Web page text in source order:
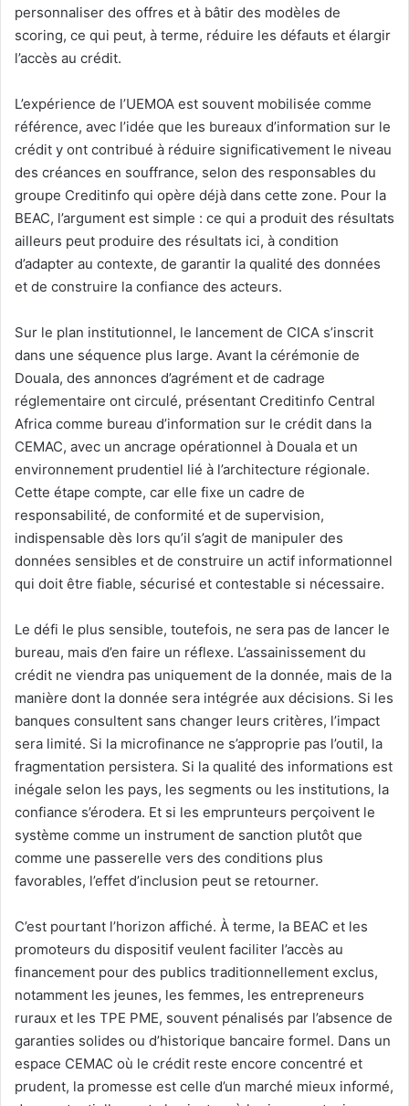
personnaliser des offres et à bâtir des modèles de
scoring, ce qui peut, à terme, réduire les défauts et élargir
l’accès au crédit.
L’expérience de l’UEMOA est souvent mobilisée comme
référence, avec l’idée que les bureaux d’information sur le
crédit y ont contribué à réduire significativement le niveau
des créances en souffrance, selon des responsables du
groupe Creditinfo qui opère déjà dans cette zone. Pour la
BEAC, l’argument est simple : ce qui a produit des résultats
ailleurs peut produire des résultats ici, à condition
d’adapter au contexte, de garantir la qualité des données
et de construire la confiance des acteurs.
Sur le plan institutionnel, le lancement de CICA s’inscrit
dans une séquence plus large. Avant la cérémonie de
Douala, des annonces d’agrément et de cadrage
réglementaire ont circulé, présentant Creditinfo Central
Africa comme bureau d’information sur le crédit dans la
CEMAC, avec un ancrage opérationnel à Douala et un
environnement prudentiel lié à l’architecture régionale.
Cette étape compte, car elle fixe un cadre de
responsabilité, de conformité et de supervision,
indispensable dès lors qu’il s’agit de manipuler des
données sensibles et de construire un actif informationnel
qui doit être fiable, sécurisé et contestable si nécessaire.
Le défi le plus sensible, toutefois, ne sera pas de lancer le
bureau, mais d’en faire un réflexe. L’assainissement du
crédit ne viendra pas uniquement de la donnée, mais de la
manière dont la donnée sera intégrée aux décisions. Si les
banques consultent sans changer leurs critères, l’impact
sera limité. Si la microfinance ne s’approprie pas l’outil, la
fragmentation persistera. Si la qualité des informations est
inégale selon les pays, les segments ou les institutions, la
confiance s’érodera. Et si les emprunteurs perçoivent le
système comme un instrument de sanction plutôt que
comme une passerelle vers des conditions plus
favorables, l’effet d’inclusion peut se retourner.
C’est pourtant l’horizon affiché. À terme, la BEAC et les
promoteurs du dispositif veulent faciliter l’accès au
financement pour des publics traditionnellement exclus,
notamment les jeunes, les femmes, les entrepreneurs
ruraux et les TPE PME, souvent pénalisés par l’absence de
garanties solides ou d’historique bancaire formel. Dans un
espace CEMAC où le crédit reste encore concentré et
prudent, la promesse est celle d’un marché mieux informé,